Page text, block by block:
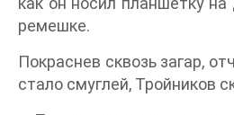
ремешке.
Покраснев сквозь загар,
стало смуглей, Тройников